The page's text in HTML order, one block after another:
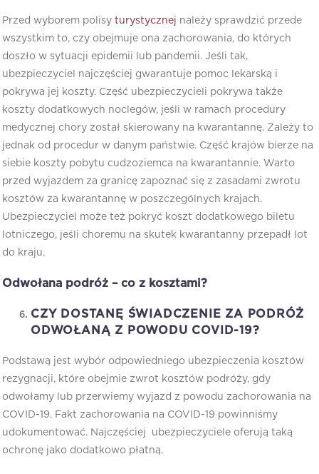
Przed wyborem polisy turystycznej należy sprawdzić przede
wszystkim to, czy obejmuje ona zachorowania, do których
doszło w sytuacji epidemii lub pandemii. Jeśli tak,
ubezpieczyciel najczęściej gwarantuje pomoc lekarską i
pokrywa jej koszty. Część ubezpieczycieli pokrywa także
koszty dodatkowych noclegów, jeśli w ramach procedury
medycznej chory został skierowany na kwarantannę. Zależy to
jednak od procedur w danym państwie. Część krajów bierze na
siebie koszty pobytu cudzoziemca na kwarantannie. Warto
przed wyjazdem za granicę zapoznać się z zasadami zwrotu
kosztów za kwarantannę w poszczególnych krajach.
Ubezpieczyciel może też pokryć koszt dodatkowego biletu
lotniczego, jeśli choremu na skutek kwarantanny przepadł lot
do kraju.
Odwołana podróż – co z kosztami?
CZY DOSTANĘ ŚWIADCZENIE ZA PODRÓŻ
ODWOŁANĄ Z POWODU COVID-19?
Podstawą jest wybór odpowiedniego ubezpieczenia kosztów
rezygnacji, które obejmie zwrot kosztów podróży, gdy
odwołamy lub przerwiemy wyjazd z powodu zachorowania na
COVID-19. Fakt zachorowania na COVID-19 powinniśmy
udokumentować. Najczęściej ubezpieczyciele oferują taką
ochronę jako dodatkowo płatną.